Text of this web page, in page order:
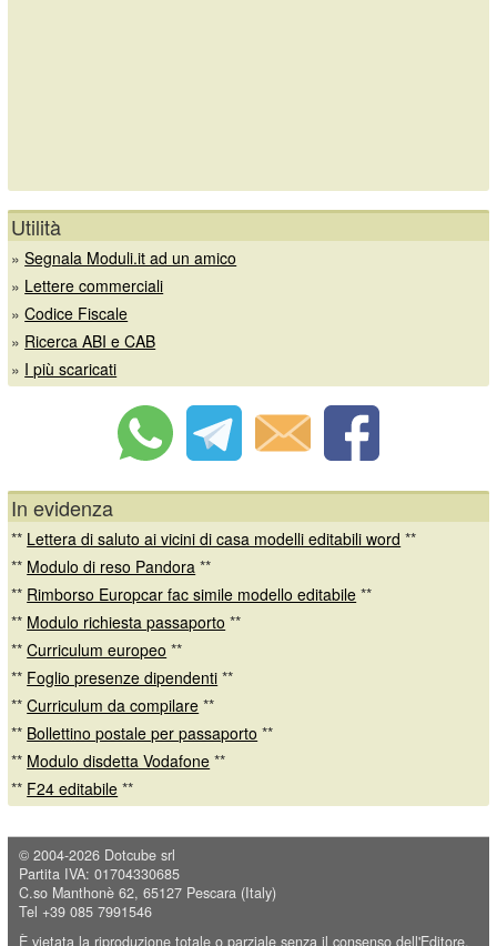
Utilità
»Segnala Moduli.it ad un amico
» Lettere commerciali
»Codice Fiscale
» Ricerca ABI e CAB
» I più scaricati
In evidenza
** Lettera di saluto ai vicini di casa modelli editabili word **
** Modulo di reso Pandora **
** Rimborso Europcar fac simile modello editabile **
** Modulo richiesta passaporto **
**Curriculum europeo **
** Foglio presenze dipendenti **
**Curriculum da compilare **
** Bollettino postale per passaporto **
** Modulo disdetta Vodafone **
** F24 editabile **
© 2004-2026 Dotcube srl
Partita IVA: 01704330685
C.so Manthonè 62, 65127 Pescara (Italy)
Tel +39 085 7991546
È vietata la riproduzione totale o parziale senza il consenso dell'Editore.